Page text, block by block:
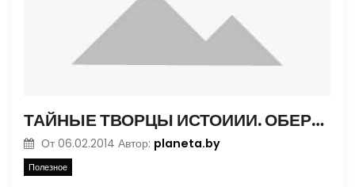
ТАЙНЫЕ ТВОРЦЫ ИСТОИИИ. ОБЕР-ШПИОН ГЕРМАНСКОЙ ИМПЕРИИ
От 06.02.2014 Автор: planeta.by
Полезное